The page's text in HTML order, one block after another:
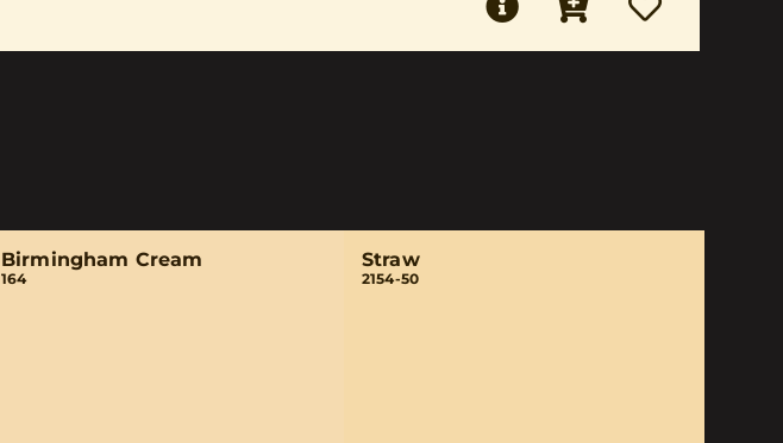
Birmingham Cream
164
Straw
2154-50